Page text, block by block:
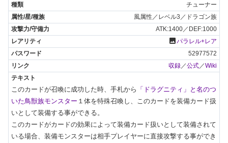
チューナー
風属性／レベル3／ドラゴン族
ATK:1400／DEF:1000
photoパラレル+レア
52977572
収録 ／公式 ／Wiki
このカードが召喚に成功した時、手札から 「ドラグニティ」と名のつ
いた鳥獣族モンスター １体を特殊召喚し、このカードを装備カード扱
いとして装備する事ができる。
このカードがカードの効果によって装備カード扱いとして装備されて
いる場合、装備モンスターは相手プレイヤーに直接攻撃する事ができ